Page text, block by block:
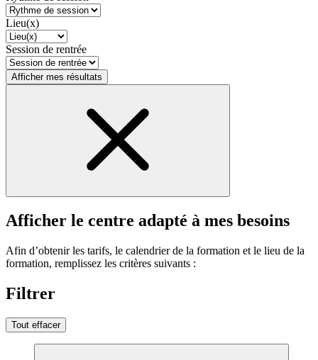
Lieu(x)
Session de rentrée
Afficher mes résultats
Afficher le centre adapté à mes besoins
Afin d’obtenir les tarifs, le calendrier de la formation et le lieu de la
formation, remplissez les critères suivants :
Filtrer
Tout effacer